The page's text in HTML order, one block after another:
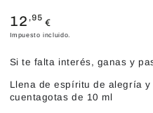
Precio
regular
12 ,95 €
Impuesto incluido.
Si te falta interés, ganas y
Llena de espíritu de alegría
cuentagotas de 10 ml